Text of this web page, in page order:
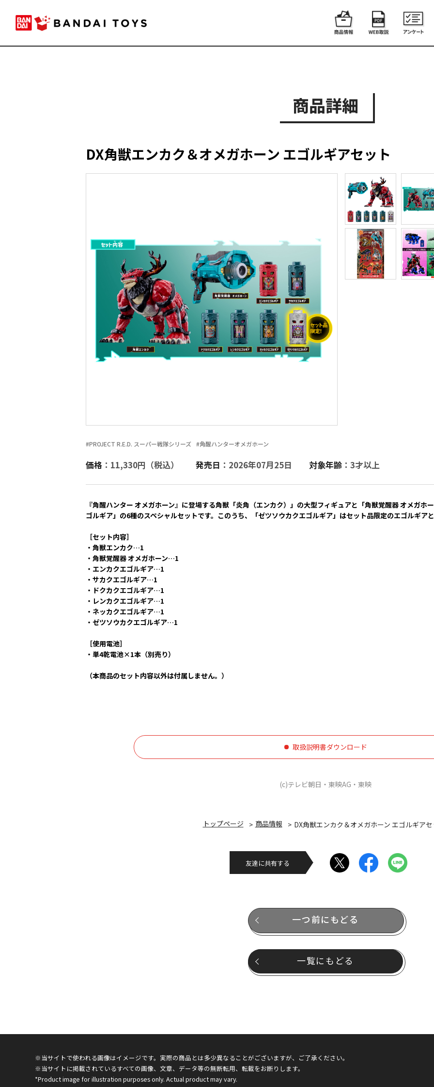
商品詳細
DX角獣エンカク＆オメガホーン エゴルギアセット
#PROJECT R.E.D. スーパー戦隊シリーズ #角醒ハンターオメガホーン
価格 ：11,330円（税込） 発売日 ：2026年07月25日 対象年齢 ：3才以上
『角醒ハンター オメガホーン』に登場する角獣「炎角（エンカク）」の大型フィギュアと「角獣覚醒器 オメガホ
ゴルギア」の6種のスペシャルセットです。このうち、「ゼツソウカクエゴルギア」はセット品限定のエゴルギア
［セット内容］
・角獣エンカク…1
・角獣覚醒器 オメガホーン…1
・エンカクエゴルギア…1
・サカクエゴルギア…1
・ドクカクエゴルギア…1
・レンカクエゴルギア…1
・ネッカクエゴルギア…1
・ゼツソウカクエゴルギア…1
［使用電池］
・単4乾電池×1本（別売り）
（本商品のセット内容以外は付属しません。）
取扱説明書ダウンロード
(c)テレビ朝日・東映AG・東映
トップページ 商品情報 DX角獣エンカク＆オメガホーン エゴルギア
友達に共有する
一つ前にもどる
一覧にもどる
※当サイトで使われる画像はイメージです。実際の商品とは多少異なることがございますが、ご了承ください。
※当サイトに掲載されているすべての画像、文章、データ等の無断転用、転載をお断りします。
*Product image for illustration purposes only. Actual product may vary.